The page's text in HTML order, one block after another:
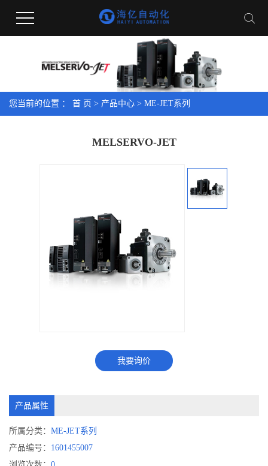
您当前的位置 ： 首 页 > 产品中心 > ME-JET系列
MELSERVO-JET
我要询价
产品属性
所属分类： ME-JET系列
产品编号： 1601455007